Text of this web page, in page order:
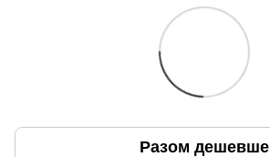
Разом дешевше